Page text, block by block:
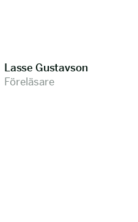
Lasse Gustavson
Föreläsare